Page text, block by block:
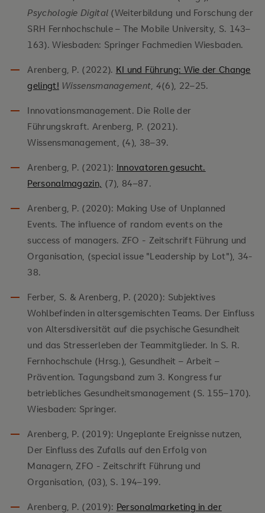
Psychologie Digital (Weiterbildung und Forschung der
SRH Fernhochschule – The Mobile University, S. 143–
163). Wiesbaden: Springer Fachmedien Wiesbaden.
Arenberg, P. (2022). KI und Führung: Wie der Change
gelingt! Wissensmanagement 4(6), 22–25.
Innovationsmanagement. Die Rolle der
Führungskraft. Arenberg, P. (2021).
Wissensmanagement, (4), 38–39.
Arenberg, P. (2021): Innovatoren gesucht.
Personalmagazin, (7), 84–87.
Arenberg, P. (2020): Making Use of Unplanned
Events. The influence of random events on the
success of managers. ZFO - Zeitschrift Führung und
Organisation, (special issue "Leadership by Lot"), 34-
38.
Ferber, S. & Arenberg, P. (2020): Subjektives
Wohlbefinden in altersgemischten Teams. Der Einfluss
von Altersdiversität auf die psychische Gesundheit
und das Stresserleben der Teammitglieder. In S. R.
Fernhochschule (Hrsg.), Gesundheit – Arbeit –
Prävention. Tagungsband zum 3. Kongress fur
betriebliches Gesundheitsmanagement (S. 155–170).
Wiesbaden: Springer.
Arenberg, P. (2019): Ungeplante Ereignisse nutzen,
Der Einfluss des Zufalls auf den Erfolg von
Managern, ZFO - Zeitschrift Führung und
Organisation, (03), S. 194–199.
Arenberg, P. (2019): Personalmarketing in der